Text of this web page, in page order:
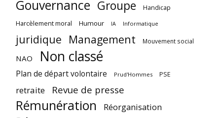
Gouvernance Groupe Handicap
Harcèlement moral Humour IA Informatique
juridique Management Mouvement social
NAO Non classé
Plan de départ volontaire Prud'Hommes PSE
retraite Revue de presse
Rémunération Réorganisation